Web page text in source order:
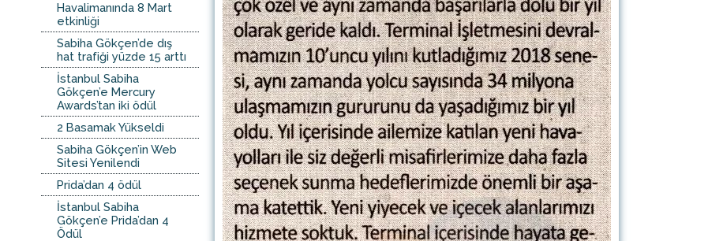
Havalimanında 8 Mart
etkinliği
Sabiha Gökçen’de dış
hat trafiği yüzde 15 arttı
İstanbul Sabiha
Gökçen’e Mercury
Awards’tan iki ödül
2 Basamak Yükseldi
Sabiha Gökçen’in Web
Sitesi Yenilendi
Prida’dan 4 ödül
İstanbul Sabiha
Gökçen’e Prida’dan 4
Ödül